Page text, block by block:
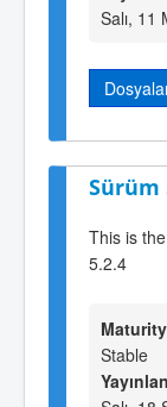
Salı, 11
Sürüm
This is
5.2.4
Maturity
Stable